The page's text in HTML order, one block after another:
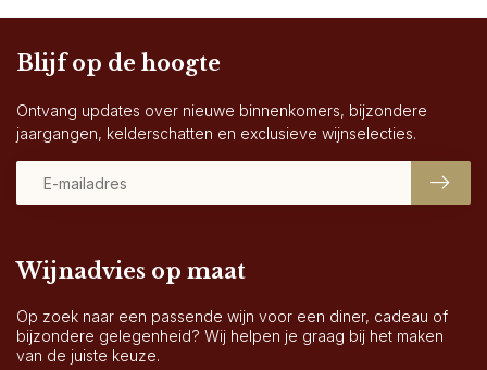
Wijnadvies op maat
Op zoek naar een passende wijn voor een diner, cadeau of
bijzondere gelegenheid? Wij helpen je graag bij het maken
van de juiste keuze.
Blijf op de hoogte
Ontvang updates over nieuwe binnenkomers, bijzondere
jaargangen, kelderschatten en exclusieve wijnselecties.